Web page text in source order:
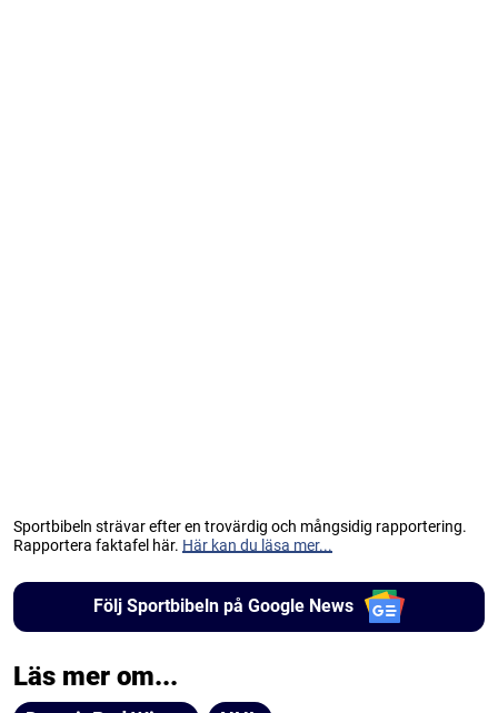
Sportbibeln strävar efter en trovärdig och mångsidig rapportering.
Rapportera faktafel här. Här kan du läsa mer...
Följ Sportbibeln på Google News
Läs mer om...